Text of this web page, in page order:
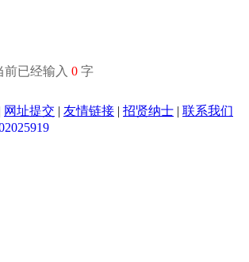
已经输入 0 字
网址提交 | 友情链接 | 招贤纳士 | 联系我们